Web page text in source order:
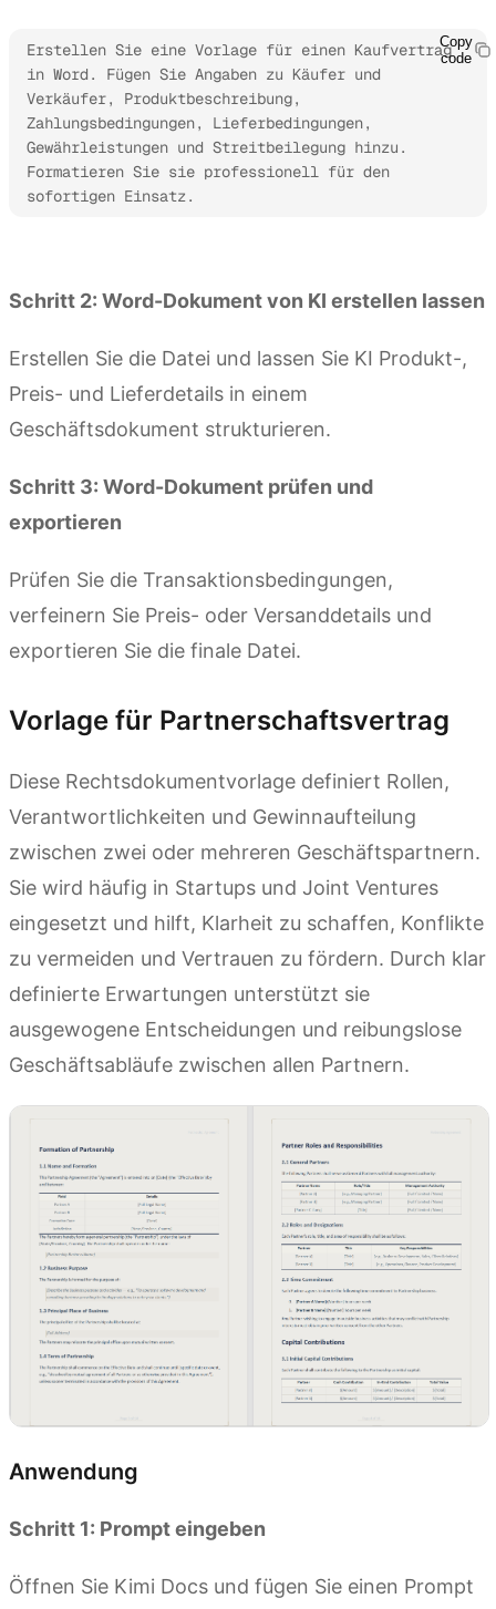
Erstellen Sie eine Vorlage für einen Kaufvertrag
in Word. Fügen Sie Angaben zu Käufer und
Verkäufer, Produktbeschreibung,
Zahlungsbedingungen, Lieferbedingungen,
Gewährleistungen und Streitbeilegung hinzu.
Formatieren Sie sie professionell für den
sofortigen Einsatz.
Copy
code
Schritt 2: Word-Dokument von KI erstellen lassen
Erstellen Sie die Datei und lassen Sie KI Produkt-,
Preis- und Lieferdetails in einem
Geschäftsdokument strukturieren.
Schritt 3: Word-Dokument prüfen und
exportieren
Prüfen Sie die Transaktionsbedingungen,
verfeinern Sie Preis- oder Versanddetails und
exportieren Sie die finale Datei.
Vorlage für Partnerschaftsvertrag
Diese Rechtsdokumentvorlage definiert Rollen,
Verantwortlichkeiten und Gewinnaufteilung
zwischen zwei oder mehreren Geschäftspartnern.
Sie wird häufig in Startups und Joint Ventures
eingesetzt und hilft, Klarheit zu schaffen, Konflikte
zu vermeiden und Vertrauen zu fördern. Durch klar
definierte Erwartungen unterstützt sie
ausgewogene Entscheidungen und reibungslose
Geschäftsabläufe zwischen allen Partnern.
Anwendung
Schritt 1: Prompt eingeben
Öffnen Sie Kimi Docs und fügen Sie einen Prompt